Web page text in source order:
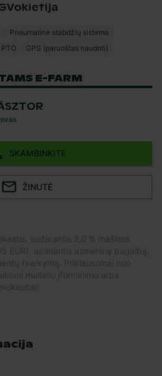
Vokietija
Pneumatinė stabdžių sistema
GPS (paruoštas naudoti)
E-FARM
SKAMBINKITE
ŽINUTĖ
sudarantis 2,0 % mašinos
EUR), apimantis asmeninę pagalbą,
tvarkymą. Priklausomai nuo
muitinio įforminimo arba